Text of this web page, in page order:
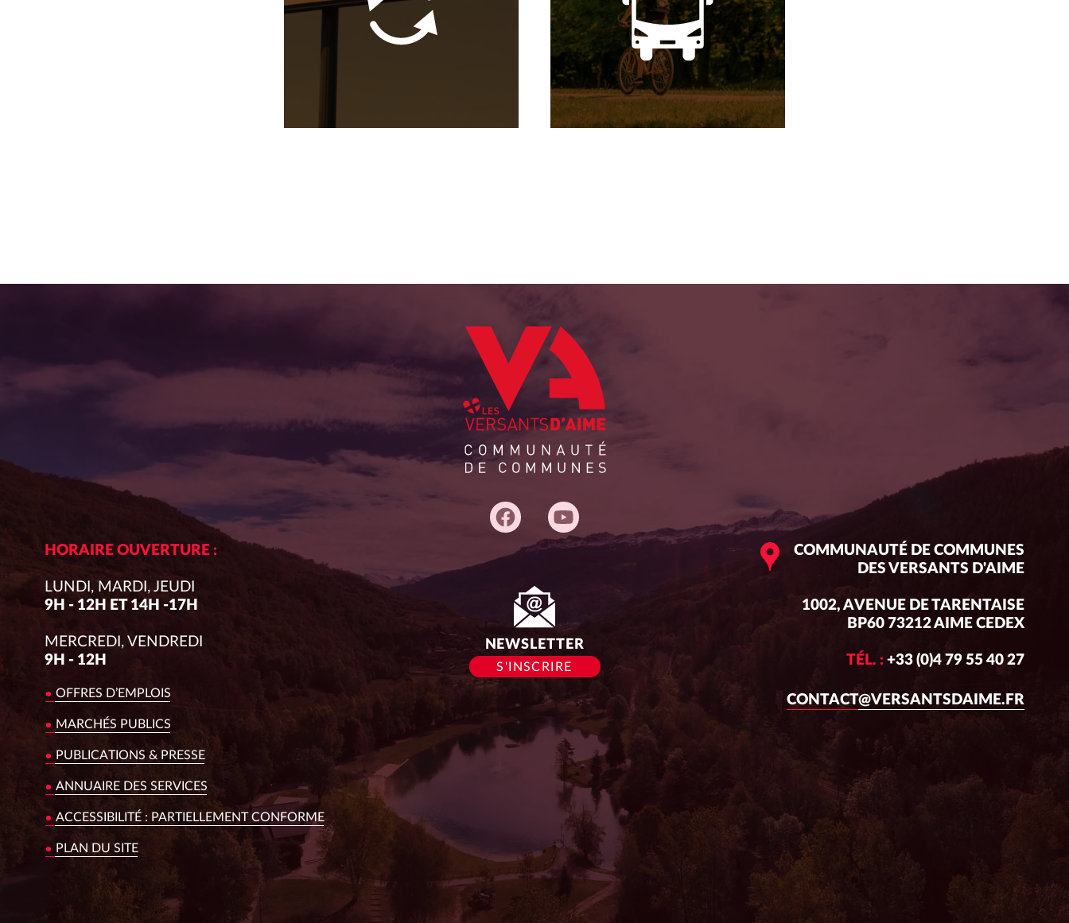
HORAIRE OUVERTURE :
LUNDI, MARDI, JEUDI
9H - 12H ET 14H -17H
MERCREDI, VENDREDI
9H - 12H
OFFRES D’EMPLOIS
MARCHÉS PUBLICS
PUBLICATIONS & PRESSE
ANNUAIRE DES SERVICES
ACCESSIBILITÉ : PARTIELLEMENT CONFORME
PLAN DU SITE
NEWSLETTER
S'INSCRIRE
siège :
COMMUNAUTÉ DE COMMUNES
DES VERSANTS D'AIME
1002, AVENUE DE TARENTAISE
BP60 73212 AIME CEDEX
TÉL. : +33 (0)4 79 55 40 27
CONTACT@VERSANTSDAIME.FR